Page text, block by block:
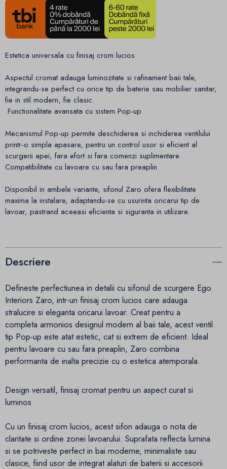
Estetica universala cu finisaj crom lucios
Aspectul cromat adauga luminozitate si rafinament baii tale,
integrandu-se perfect cu orice tip de baterie sau mobilier sanitar,
fie in stil modern, fie clasic.
Functionalitate avansata cu sistem Pop-up
Mecanismul Pop-up permite deschiderea si inchiderea ventilului
printr-o simpla apasare, pentru un control usor si eficient al
scurgerii apei, fara efort si fara comenzi suplimentare.
Compatibilitate cu lavoare cu sau fara preaplin
Disponibil in ambele variante, sifonul Zaro ofera flexibilitate
maxima la instalare, adaptandu-se cu usurinta oricarui tip de
lavoar, pastrand aceeasi eficienta si siguranta in utilizare.
Descriere
Defineste perfectiunea in detalii cu sifonul de scurgere Ego
Interiors Zaro, intr-un finisaj crom lucios care adauga
stralucire si eleganta oricarui lavoar. Creat pentru a
completa armonios designul modern al baii tale, acest ventil
tip Pop-up este atat estetic, cat si extrem de eficient. Ideal
pentru lavoare cu sau fara preaplin, Zaro combina
performanta de inalta precizie cu o estetica atemporala.
Design versatil, finisaj cromat pentru un aspect curat si
luminos
Cu un finisaj crom lucios, acest sifon adauga o nota de
claritate si ordine zonei lavoarului. Suprafata reflecta lumina
si se potriveste perfect in bai moderne, minimaliste sau
clasice, fiind usor de integrat alaturi de baterii si accesorii